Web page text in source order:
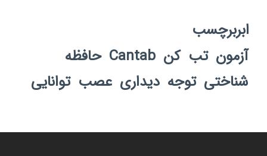
ابربرچسب
آزمون تب کن Cantab حافظه
شناختی توجه دیداری عصب توانایی